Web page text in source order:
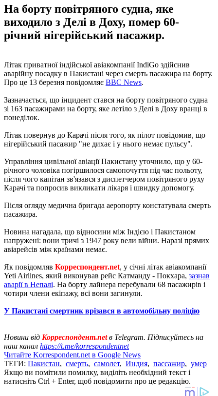
На борту повітряного судна, яке
виходило з Делі в Доху, помер 60-
річний нігерійський пасажир.
Літак приватної індійської авіакомпанії IndiGo здійснив
аварійну посадку в Пакистані через смерть пасажира на борту.
Про це 13 березня повідомляє BBC News.
Зазначається, що інцидент стався на борту повітряного судна
зі 163 пасажирами на борту, яке летіло з Делі в Доху вранці в
понеділок.
Літак повернув до Карачі після того, як пілот повідомив, що
нігерійський пасажир "не дихає і у нього немає пульсу".
Управління цивільної авіації Пакистану уточнило, що у 60-
річного чоловіка погіршилося самопочуття під час польоту,
після чого капітан зв'язався з диспетчером повітряного руху
Карачі та попросив викликати лікаря і швидку допомогу.
Після огляду медична бригада аеропорту констатувала смерть
пасажира.
Новина нагадала, що відносини між Індією і Пакистаном
напружені: вони тричі з 1947 року вели війни. Наразі прямих
авіарейсів між країнами немає.
Як повідомляв Корреспондент.net, у січні літак авіакомпанії
Yeti Airlines, який виконував рейс Катманду - Покхара, зазнав
аварії в Непалі. На борту лайнера перебували 68 пасажирів і
чотири члени екіпажу, всі вони загинули.
У Пакистані смертник врізався в автомобільну поліцію
Новини від Корреспондент.netв Telegram. Підписуйтесь на
наш канал https://t.me/korrespondentnet
Читайте Korrespondent.net в Google News
ТЕГИ: Пакистан, смерть, самолет, Индия, пассажир, умер
Якщо ви помітили помилку, виділіть необхідний текст і
натисніть Ctrl + Enter, щоб повідомити про це редакцію.